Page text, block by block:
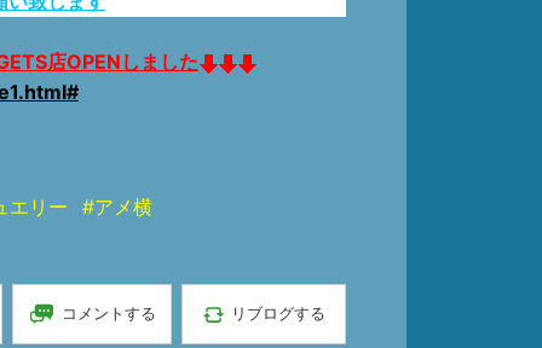
店OPENしました
エリー #アメ横
コメントする リブログする